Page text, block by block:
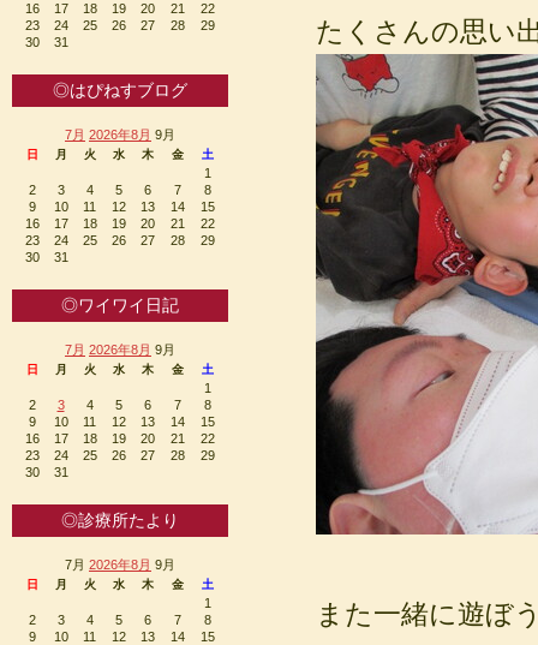
たくさんの思い
また一緒に遊ぼ
16
17 18 19 20 21
22
23
24 25 26 27 28
29
30
31
◎はぴねすブログ
7月 2026年8月 9月
日 月 火 水 木 金 土
1
2
3 4 5 6 7
8
9
10 11 12 13 14
15
16
17 18 19 20 21
22
23
24 25 26 27 28
29
30
31
◎ワイワイ日記
7月 2026年8月 9月
日 月 火 水 木 金 土
1
2
3 4 5 6 7
8
9
10 11 12 13 14
15
16
17 18 19 20 21
22
23
24 25 26 27 28
29
30
31
◎診療所たより
7月 2026年8月 9月
日 月 火 水 木 金 土
1
2
3 4 5 6 7
8
9
10 11 12 13 14
15